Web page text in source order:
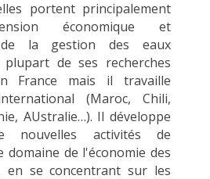
portent principalement
économique et
de la gestion des eaux
de ses recherches
France mais il travaille
(Maroc, Chili,
AUstralie…). Il développe
nouvelles activités de
domaine de l'économie des
en se concentrant sur les